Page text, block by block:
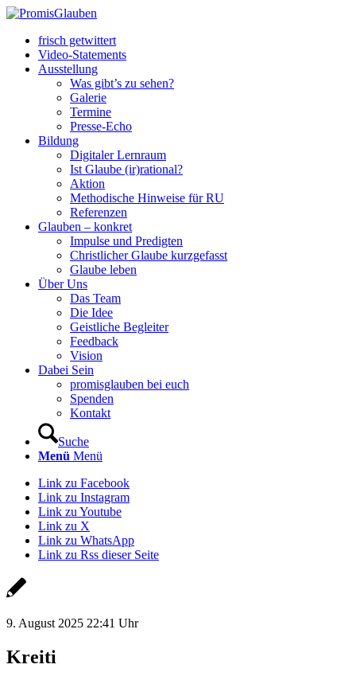
frisch getwittert
Video-Statements
Ausstellung
Was gibt’s zu sehen?
Galerie
Termine
Presse-Echo
Bildung
Digitaler Lernraum
Ist Glaube (ir)rational?
Aktion
Methodische Hinweise für RU
Referenzen
Glauben – konkret
Impulse und Predigten
Christlicher Glaube kurzgefasst
Glaube leben
Über Uns
Das Team
Die Idee
Geistliche Begleiter
Feedback
Vision
Dabei Sein
promisglauben bei euch
Spenden
Kontakt
Suche
Menü Menü
Link zu Facebook
Link zu Instagram
Link zu Youtube
Link zu X
Link zu WhatsApp
Link zu Rss dieser Seite
9. August 2025 22:41 Uhr
Kreiti